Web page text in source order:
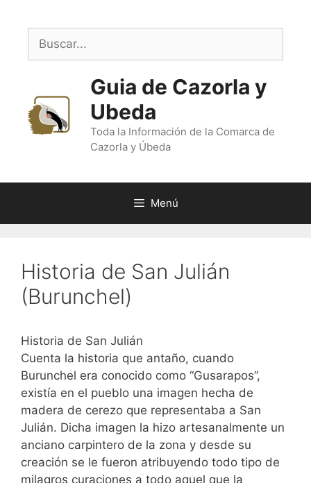
contenido
Buscar:
Guia de Cazorla y
Ubeda
Toda la Información de la Comarca de
Cazorla y Úbeda
Menú
Historia de San Julián
(Burunchel)
Historia de San Julián
Cuenta la historia que antaño, cuando
Burunchel era conocido como “Gusarapos”,
existía en el pueblo una imagen hecha de
madera de cerezo que representaba a San
Julián. Dicha imagen la hizo artesanalmente un
anciano carpintero de la zona y desde su
creación se le fueron atribuyendo todo tipo de
milagros curaciones a todo aquel que la